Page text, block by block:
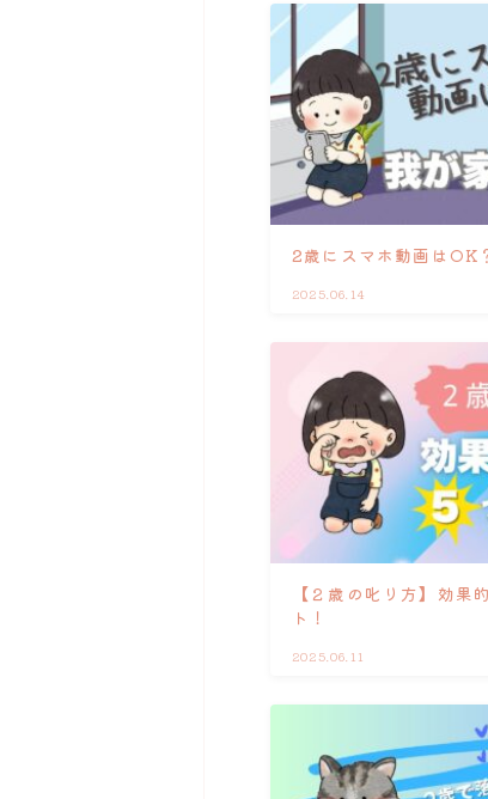
2歳にスマホ動画はOK
2025.06.14
【２歳の叱り方】効果
ト！
2025.06.11